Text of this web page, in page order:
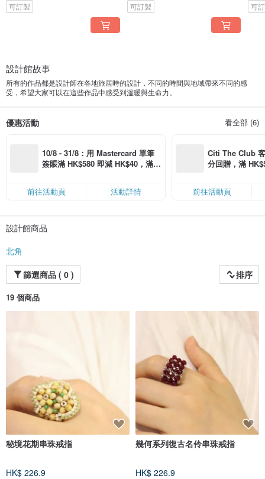
可訂製 可訂製 可
設計館故事
所有的作品都是設計師在各地旅居時的設計，不同的時間與地域帶來不同的感
受，希望大家可以在這些作品中感受到溫暖與生命力。
優惠活動 看全部 (6)
10/8 - 31/8：用 Mastercard 單筆
簽賬滿 HK$580 即減 HK$40，滿 H
額有限，額滿即止，僅限「常用信
前往活動頁 活動詳情
Citi The Club
分回贈，滿
前往活動頁
設計館商品
北角
篩選商品 ( 0 )
排序
19 個商品
秘境花期串珠戒指
HK$ 226.9
幾何系列復古名伶串珠戒指
HK$ 226.9